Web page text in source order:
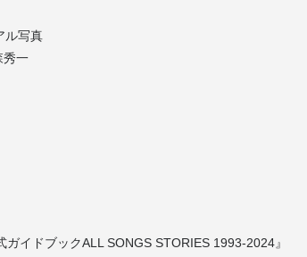
ル写真
秀一
イドブックALL SONGS STORIES 1993-2024』